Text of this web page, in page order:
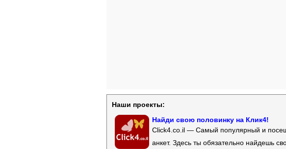
Наши проекты:
Найди свою половинку на Клик4!
Click4.co.il — Самый популярный и
анкет. Здесь ты обязательно найдешь